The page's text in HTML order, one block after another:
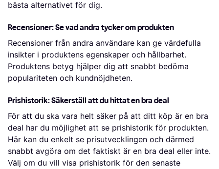
bästa alternativet för dig.
Recensioner: Se vad andra tycker om produkten
Recensioner från andra användare kan ge värdefulla
insikter i produktens egenskaper och hållbarhet.
Produktens betyg hjälper dig att snabbt bedöma
populariteten och kundnöjdheten.
Prishistorik: Säkerställ att du hittat en bra deal
För att du ska vara helt säker på att ditt köp är en bra
deal har du möjlighet att se prishistorik för produkten.
Här kan du enkelt se prisutvecklingen och därmed
snabbt avgöra om det faktiskt är en bra deal eller inte.
Välj om du vill visa prishistorik för den senaste